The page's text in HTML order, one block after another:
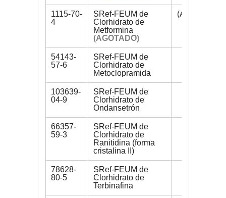
1115-70-
4
SRef-FEUM de
Clorhidrato de
Metformina
(AGOTADO)
(AGOTADO)
54143-
57-6
SRef-FEUM de
Clorhidrato de
Metoclopramida
103639-
04-9
SRef-FEUM de
Clorhidrato de
Ondansetrón
66357-
59-3
SRef-FEUM de
Clorhidrato de
Ranitidina (forma
cristalina II)
78628-
80-5
SRef-FEUM de
Clorhidrato de
Terbinafina